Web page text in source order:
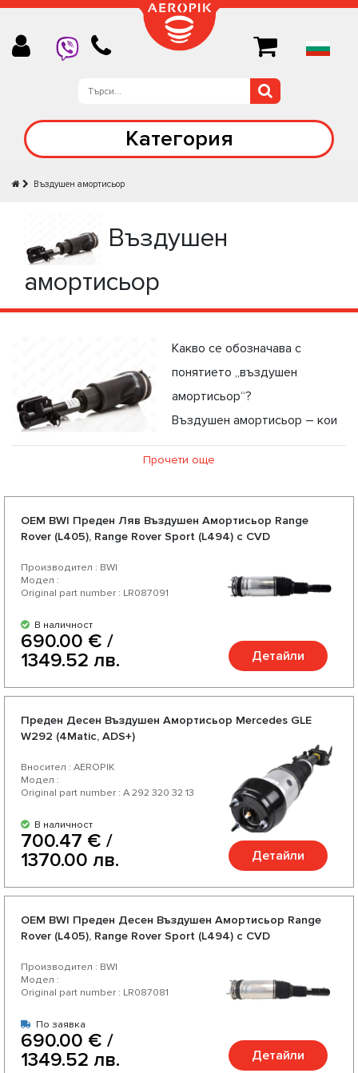
Категория
Въздушен амортисьор
Въздушен
амортисьор
Какво се обозначава с
понятието „въздушен
амортисьор“?
Въздушен амортисьор – кои
са ползите и преимуществата от употребата му?
Въздушен амортисьор от AEROPIK: Възможност за
професионална консултация
Прочети още
OEM BWI Предeн Ляв Въздушен Амортисьор Range
Rover (L405), Range Rover Sport (L494) с CVD
Производител : BWI
Модел :
Original part number : LR087091
В наличност
690.00 € /
1349.52 лв.
Детайли
Предeн Десен Въздушен Амортисьор Mercedes GLE
W292 (4Matic, ADS+)
Вносител : AEROPIK
Модел :
Original part number : A 292 320 32 13
В наличност
700.47 € /
1370.00 лв.
Детайли
OEM BWI Предeн Десен Въздушен Амортисьор Range
Rover (L405), Range Rover Sport (L494) с CVD
Производител : BWI
Модел :
Original part number : LR087081
По заявка
690.00 € /
1349.52 лв.
Детайли